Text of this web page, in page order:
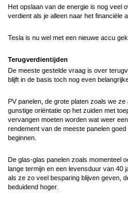
Het opslaan van de energie is nog veel
verdient als je alleen naar het financiële
Tesla is nu wel met een nieuwe accu
Terugverdientijden
De meeste gestelde vraag is over
blijft in de basis toch nog even
PV panelen, de grote platen zoals we
gunstige oriëntatie op het zuiden met
vervangen moeten worden wat weer
rendement van de meeste panelen
beginnen.
De glas-glas panelen zoals momenteel
lange termijn en een levensduur van 40
als ze zo veel besparing blijven geven,
beduidend hoger.